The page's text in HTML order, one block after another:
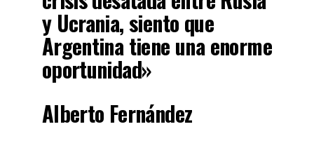
y Ucrania, siento que
Argentina tiene una enorme
oportunidad»
Alberto Fernández